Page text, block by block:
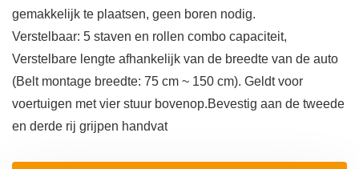
gemakkelijk te plaatsen, geen boren nodig.
Verstelbaar: 5 staven en rollen combo capaciteit,
Verstelbare lengte afhankelijk van de breedte van de auto
(Belt montage breedte: 75 cm ~ 150 cm). Geldt voor
voertuigen met vier stuur bovenop.Bevestig aan de tweede
en derde rij grijpen handvat